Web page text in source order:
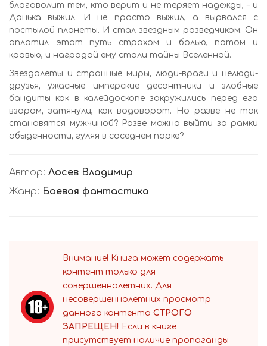
благоволит тем, кто верит и не теряет надежды, – и
Данька выжил. И не просто выжил, а вырвался с
постылой планеты. И стал звездным разведчиком. Он
оплатил этот путь страхом и болью, потом и
кровью, и наградой ему стали тайны Вселенной.
Звездолеты и странные миры, люди-враги и нелюди-
друзья, ужасные имперские десантники и злобные
бандиты как в калейдоскопе закружились перед его
взором, затянули, как водоворот. Но разве не так
становятся мужчиной? Разве можно выйти за рамки
обыденности, гуляя в соседнем парке?
Автор: Лосев Владимир
Жанр: Боевая фантастика
Внимание! Книга может содержать
контент только для
совершеннолетних. Для
несовершеннолетних просмотр
данного контента СТРОГО
ЗАПРЕЩЕН! Если в книге
присутствует наличие пропаганды